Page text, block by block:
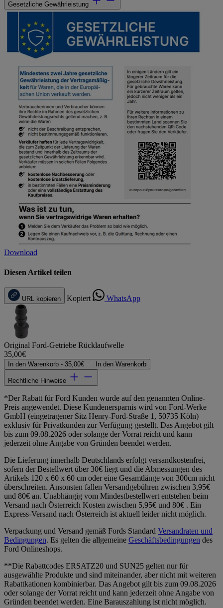
Gesetzliche Gewährleistung
Download
Diesen Artikel teilen
URL kopieren Kopiert WhatsApp
Original Ford-Getriebe Rücklaufwelle
35,00€
In den Warenkorb - 35,00€ In den Warenkorb
Rechtliche Hinweise
*Der Rabatt für Ford Kunden wurde auf den genannten Online-
Preis angewendet. Diese Kundenersparnis wird von Ford-Werke
GmbH (eingetragener Sitz Henry-Ford-Straße 1, 50735 Köln)
exklusiv für Privatkunden zur Verfügung gestellt. Das Angebot gilt
bis zum 09.08.2026 oder solange der Vorrat reicht und kann
jederzeit ohne Angabe von Gründen beendet werden.
Die Lieferung innerhalb Deutschlands erfolgt versandkostenfrei,
sofern der Bestellwert über 30€ liegt und die Abmessungen des
Artikels 120 x 60 x 60 cm oder eine Gesamtlänge von 300cm nicht
überschreiten. Ansonsten fallen Versandgebühren zwischen 3,95€
und 80€ an. Unabhängig vom Mindestbestellwert entstehen beim
Versand nach Österreich Kosten zwischen 5,95€ und 80€ . Ein
Express-Versand nach Österreich ist aktuell leider nicht möglich.
Verpackung und Versand gemäß Fords Standard Versandraten und
Bedingungen. Es gelten die allgemeine Geschäftsbedingungen des
Ford Onlineshops.
**Die Rabattcodes ERSATZ20 und SUN25 gelten nur für
ausgewählte Produkte und sind miteinander, aber nicht mit weiteren
Rabattkationen kombinierbar. Das Angebot gilt bis zum 09.08.2026
oder solange der Vorrat reicht und kann jederzeit ohne Angabe von
Gründen beendet werden. Eine Barauszahlung ist nicht möglich.